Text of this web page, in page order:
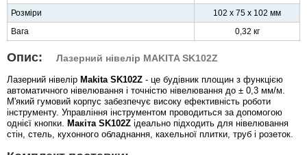
Розміри
102 x 75 x 102 мм
Вага
0,32 кг
Опис: Лазерний нівелір MAKITA SK102Z
Лазерний нівелір Makita SK102Z - це будівник площин з функцією
автоматичного нівелювання і точністю нівелювання до ± 0,3 мм/м.
М'який гумовий корпус забезпечує високу ефективність роботи
інструменту. Управління інструментом проводиться за допомогою
однієї кнопки. Макіта SK102Z ідеально підходить для нівелювання
стін, стель, кухонного обладнання, кахельної плитки, труб і розеток.